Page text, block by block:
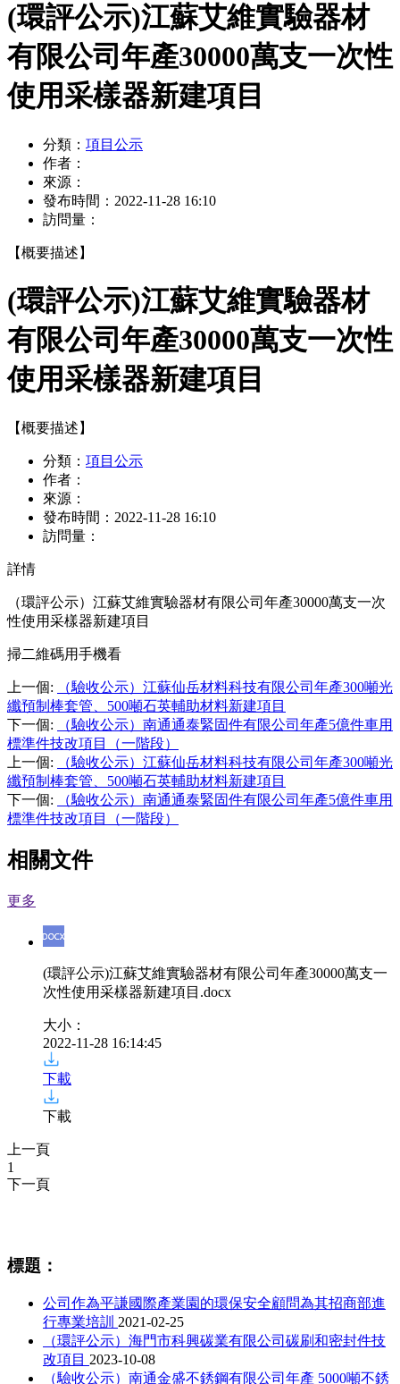
(環評公示)江蘇艾維實驗器材
有限公司年產30000萬支一次性
使用采樣器新建項目
分類： 項目公示
作者：
來源：
發布時間： 2022-11-28 16:10
訪問量：
【概要描述】
(環評公示)江蘇艾維實驗器材
有限公司年產30000萬支一次性
使用采樣器新建項目
【概要描述】
分類： 項目公示
作者：
來源：
發布時間： 2022-11-28 16:10
訪問量：
詳情
（環評公示）江蘇艾維實驗器材有限公司年產30000萬支一次
性使用采樣器新建項目
掃二維碼用手機看
上一個:
（驗收公示）江蘇仙岳材料科技有限公司年產300噸光
纖預制棒套管、500噸石英輔助材料新建項目
下一個:
（驗收公示）南通通泰緊固件有限公司年產5億件車用
標準件技改項目（一階段）
上一個:
（驗收公示）江蘇仙岳材料科技有限公司年產300噸光
纖預制棒套管、500噸石英輔助材料新建項目
下一個:
（驗收公示）南通通泰緊固件有限公司年產5億件車用
標準件技改項目（一階段）
相關文件
更多
(環評公示)江蘇艾維實驗器材有限公司年產30000萬支一
次性使用采樣器新建項目 .docx
大小：
2022-11-28 16:14:45
下載
下載
上一頁
1
下一頁
標題：
公司作為平謙國際產業園的環保安全顧問為其招商部進
行專業培訓 2021-02-25
（環評公示）海門市科興碳業有限公司碳刷和密封件技
改項目 2023-10-08
（驗收公示）南通金盛不銹鋼有限公司年產 5000噸不銹